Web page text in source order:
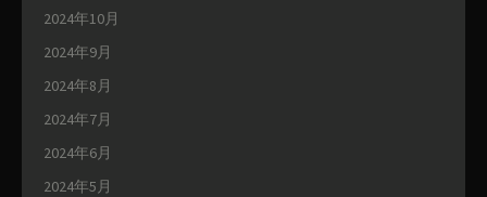
2024年10月
2024年9月
2024年8月
2024年7月
2024年6月
2024年5月